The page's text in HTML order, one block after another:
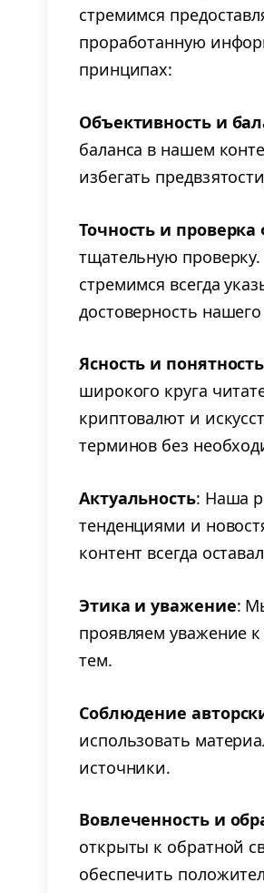
стремимся
проработанную
принципах:
Объективность и
баланса в нашем
избегать
Точность и проверка
тщательную
стремимся всегда
достоверность
Ясность и понятность
широкого круга
криптовалют и
терминов без
Актуальность: Наша
тенденциями и
контент всегда
Этика и уважение:
проявляем уважение
тем.
Соблюдение
использовать
источники.
Вовлеченность и
открыты к обратной
обеспечить